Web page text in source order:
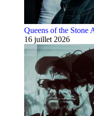
Queens of the Stone
16 juillet 2026